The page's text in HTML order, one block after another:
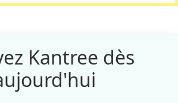
Kantree dès